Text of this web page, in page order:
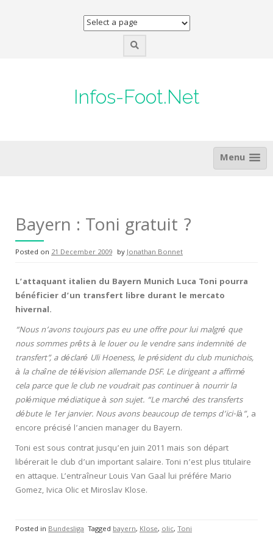
Infos-Foot.Net
Menu
Bayern : Toni gratuit ?
Posted on 21 December 2009 byJonathan Bonnet
L’attaquant italien du Bayern Munich Luca Toni pourra
bénéficier d’un transfert libre durant le mercato
hivernal.
“Nous n’avons toujours pas eu une offre pour lui malgré que
nous sommes prêts à le louer ou le vendre sans indemnité de
transfert”, a déclaré Uli Hoeness, le président du club munichois,
à la chaîne de télévision allemande DSF. Le dirigeant a affirmé
cela parce que le club ne voudrait pas continuer à nourrir la
polémique médiatique à son sujet. “Le marché des transferts
débute le 1er janvier. Nous avons beaucoup de temps d’ici-là”, a
encore précisé l’ancien manager du Bayern.
Toni est sous contrat jusqu’en juin 2011 mais son départ
libérerait le club d’un important salaire. Toni n’est plus titulaire
en attaque. L’entraîneur Louis Van Gaal lui préfére Mario
Gomez, Ivica Olic et Miroslav Klose.
Posted in Bundesliga Tagged bayern, Klose, olic, Toni